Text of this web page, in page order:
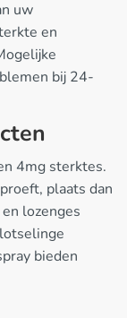
uw
en
bij 24-
4mg sterktes.
plaats dan
lozenges
bieden